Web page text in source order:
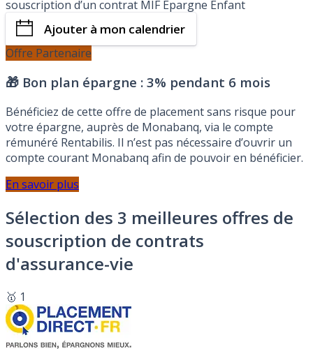
souscription d’un contrat MIF Epargne Enfant
Ajouter à mon calendrier
Offre Partenaire
🎁 Bon plan épargne : 3% pendant 6 mois
Bénéficiez de cette offre de placement sans risque pour
votre épargne, auprès de Monabanq, via le compte
rémunéré Rentabilis. Il n’est pas nécessaire d’ouvrir un
compte courant Monabanq afin de pouvoir en bénéficier.
En savoir plus
Sélection des 3 meilleures offres de
souscription de contrats
d'assurance-vie
🥇 1